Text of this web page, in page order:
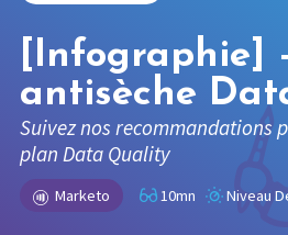
Ressources
Agenda
Contact
Mon compte
[Infographie]
antisèche
Suivez nos recommandations
plan Data Quality
Marketo 10mn Niveau